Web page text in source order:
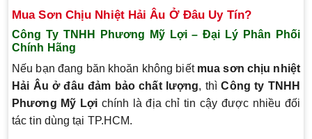
Mua Sơn Chịu Nhiệt Hải Âu Ở Đâu Uy Tín?
Công Ty TNHH Phương Mỹ Lợi – Đại Lý Phân Phối
Chính Hãng
Nếu bạn đang băn khoăn không biết mua sơn chịu nhiệt
Hải Âu ở đâu đảm bảo chất lượng, thìCông ty TNHH
Phương Mỹ Lợi chính là địa chỉ tin cậy được nhiều đối
tác tin dùng tại TP.HCM.